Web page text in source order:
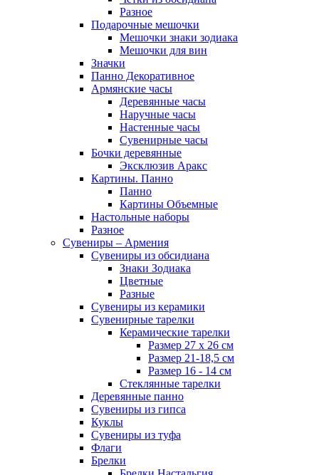
Разное
Подарочные мешочки
Мешочки знаки зодиака
Мешочки для вин
Значки
Панно Декоративное
Армянские часы
Деревянные часы
Наручные часы
Настенные часы
Сувенирные часы
Бочки деревянные
Эксклюзив Аракс
Картины. Панно
Панно
Картины Объемные
Настольные наборы
Разное
Сувениры – Армения
Сувениры из обсидиана
Знаки Зодиака
Цветные
Разные
Сувениры из керамики
Сувенирные тарелки
Керамические тарелки
Размер 27 х 26 см
Размер 21-18,5 см
Размер 16 - 14 см
Стеклянные тарелки
Деревянные панно
Сувениры из гипса
Куклы
Сувениры из туфа
Флаги
Брелки